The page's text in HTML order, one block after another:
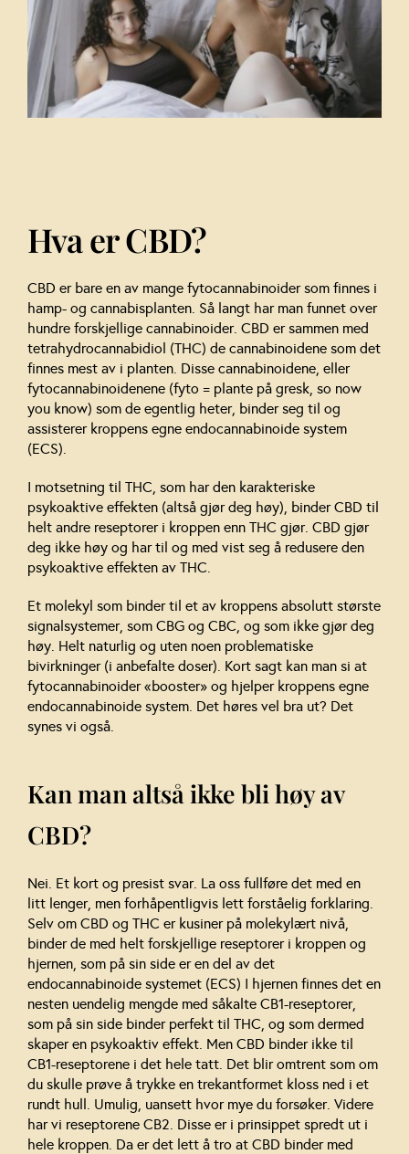
Hva er CBD?
CBD er bare en av mange fytocannabinoider som finnes i
hamp- og cannabisplanten. Så langt har man funnet over
hundre forskjellige cannabinoider. CBD er sammen med
tetrahydrocannabidiol (THC) de cannabinoidene som det
finnes mest av i planten. Disse cannabinoidene, eller
fytocannabinoidenene (fyto = plante på gresk, so now
you know) som de egentlig heter, binder seg til og
assisterer kroppens egne endocannabinoide system
(ECS).
I motsetning til THC, som har den karakteriske
psykoaktive effekten (altså gjør deg høy), binder CBD til
helt andre reseptorer i kroppen enn THC gjør. CBD gjør
deg ikke høy og har til og med vist seg å redusere den
psykoaktive effekten av THC.
Et molekyl som binder til et av kroppens absolutt største
signalsystemer, som CBG og CBC, og som ikke gjør deg
høy. Helt naturlig og uten noen problematiske
bivirkninger (i anbefalte doser). Kort sagt kan man si at
fytocannabinoider «booster» og hjelper kroppens egne
endocannabinoide system. Det høres vel bra ut? Det
synes vi også.
Kan man altså ikke bli høy av
CBD?
Nei. Et kort og presist svar. La oss fullføre det med en
litt lenger, men forhåpentligvis lett forståelig forklaring.
Selv om CBD og THC er kusiner på molekylært nivå,
binder de med helt forskjellige reseptorer i kroppen og
hjernen, som på sin side er en del av det
endocannabinoide systemet (ECS) I hjernen finnes det en
nesten uendelig mengde med såkalte CB1-reseptorer,
som på sin side binder perfekt til THC, og som dermed
skaper en psykoaktiv effekt. Men CBD binder ikke til
CB1-reseptorene i det hele tatt. Det blir omtrent som om
du skulle prøve å trykke en trekantformet kloss ned i et
rundt hull. Umulig, uansett hvor mye du forsøker. Videre
har vi reseptorene CB2. Disse er i prinsippet spredt ut i
hele kroppen. Da er det lett å tro at CBD binder med